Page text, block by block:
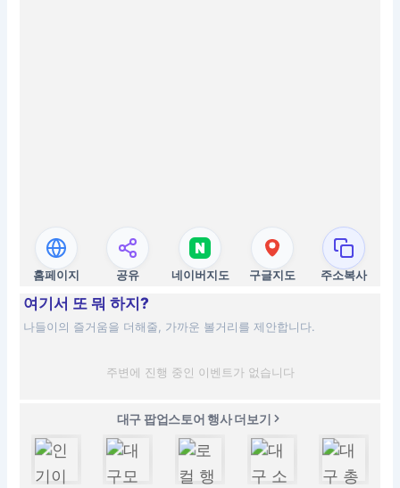
홈페이지 공유 네이버지도 구글지도 주소복사
여기서 또 뭐 하지?
나들이의 즐거움을 더해줄, 가까운 볼거리를 제안합니다.
주변에 진행 중인 이벤트가 없습니다
대구 팝업스토어 행사 더보기